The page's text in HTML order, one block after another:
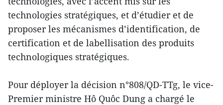
technologies stratégiques, et d’étudier et de
proposer les mécanismes d’identification, de
certification et de labellisation des produits
technologiques stratégiques.
Pour déployer la décision n°808/QD-TTg, le vice-
Premier ministre Hô Quôc Dung a chargé le